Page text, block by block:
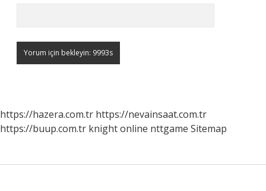
https://hazera.com.tr https://nevainsaat.com.tr
https://buup.com.tr knight online nttgame Sitemap